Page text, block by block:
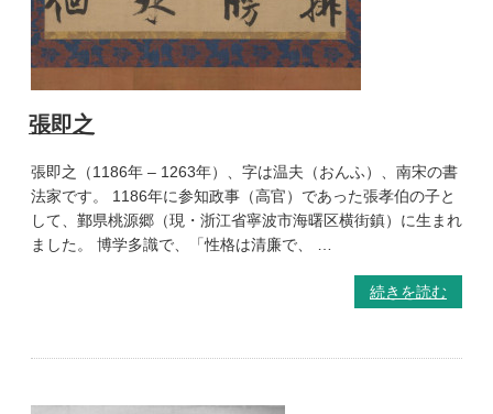
張即之
張即之（1186年 – 1263年）、字は温夫（おんふ）、南宋の書
法家です。 1186年に参知政事（高官）であった張孝伯の子と
して、鄞県桃源郷（現・浙江省寧波市海曙区横街鎮）に生まれ
ました。 博学多識で、「性格は清廉で、 …
続きを読む